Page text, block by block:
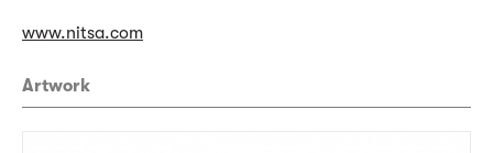
www.nitsa.com
Artwork